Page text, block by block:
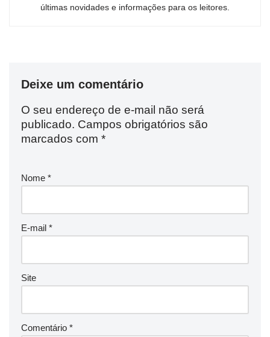
últimas novidades e informações para os leitores.
Deixe um comentário
O seu endereço de e-mail não será
publicado. Campos obrigatórios são
marcados com *
Nome *
E-mail *
Site
Comentário *